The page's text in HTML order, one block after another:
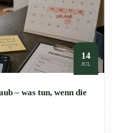
14
JUL
– was tun, wenn die